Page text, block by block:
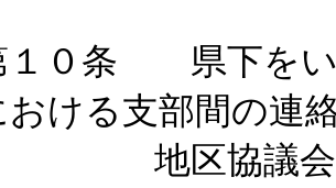
０条 県下をい
おける支部間の連
協議会を設